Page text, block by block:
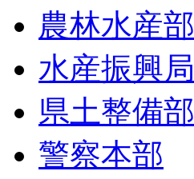
農林水産部
水産振興局
県土整備部
警察本部